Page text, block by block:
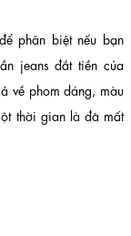
phân biệt nếu bạn
jeans đắt tiền của
về phom dáng, màu
thời gian là đã mất